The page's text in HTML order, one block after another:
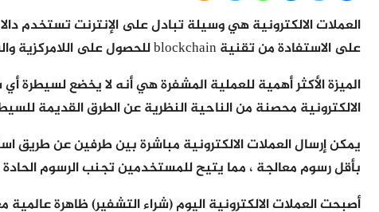
العملات الالكترونية هي وسيلة تبادل على الإنترنت تستخدم
على الاستفادة من تقنية blockchain للحصول على اللامركزية والشفافية والثبات.
الميزة الأكثر أهمية للعملية المشفرة هي أنه لا يخضع لسيطرة
الالكترونية محصنة من الناحية النظرية عن الطرق القديمة
يمكن إرسال العملات الالكترونية مباشرة بين طرفين عن طريق
بأقل رسوم معالجة ، مما يتيح للمستخدمين تجنب الرسوم
أصبحت العملات الالكترونية اليوم (شراء التشفير) ظاهرة